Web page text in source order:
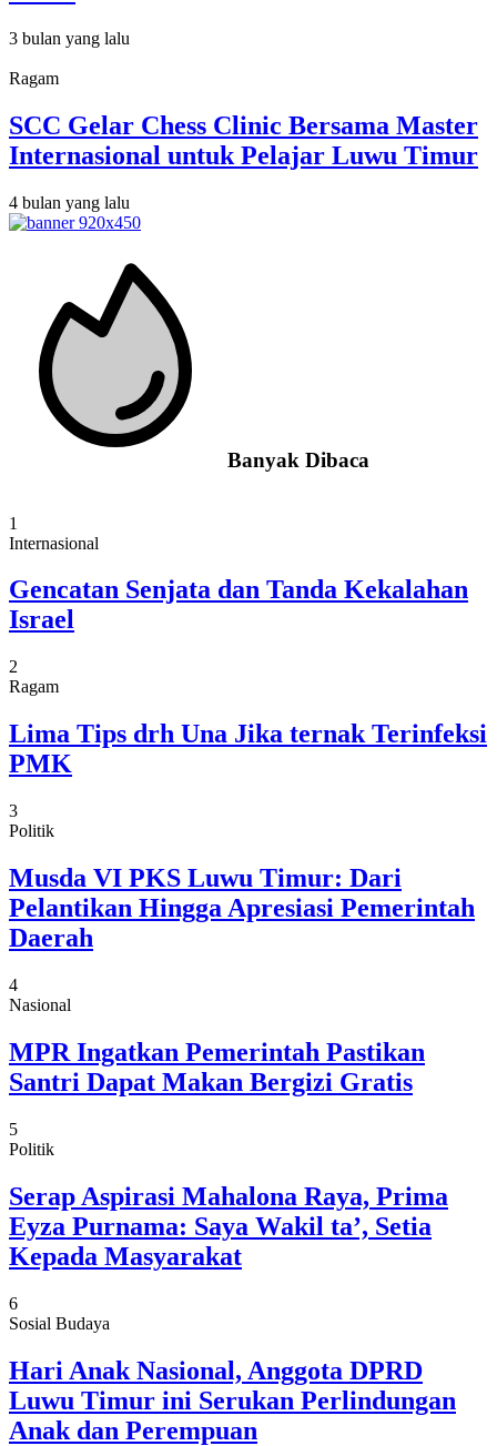
3 bulan yang lalu
Ragam
SCC Gelar Chess Clinic Bersama Master
Internasional untuk Pelajar Luwu Timur
4 bulan yang lalu
Banyak Dibaca
1
Internasional
Gencatan Senjata dan Tanda Kekalahan
Israel
2
Ragam
Lima Tips drh Una Jika ternak Terinfeksi
PMK
3
Politik
Musda VI PKS Luwu Timur: Dari
Pelantikan Hingga Apresiasi Pemerintah
Daerah
4
Nasional
MPR Ingatkan Pemerintah Pastikan
Santri Dapat Makan Bergizi Gratis
5
Politik
Serap Aspirasi Mahalona Raya, Prima
Eyza Purnama: Saya Wakil ta’, Setia
Kepada Masyarakat
6
Sosial Budaya
Hari Anak Nasional, Anggota DPRD
Luwu Timur ini Serukan Perlindungan
Anak dan Perempuan